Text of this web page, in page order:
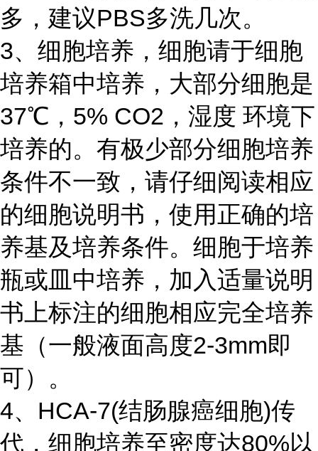
多，建议PBS多洗几次。
3、细胞培养，细胞请于细胞
培养箱中培养，大部分细胞是
37℃，5% CO2，湿度 环境下
培养的。有极少部分细胞培养
条件不一致，请仔细阅读相应
的细胞说明书，使用正确的培
养基及培养条件。细胞于培养
瓶或皿中培养，加入适量说明
书上标注的细胞相应完全培养
基（一般液面高度2-3mm即
可）。
4、HCA-7(结肠腺癌细胞)传
代，细胞培养至密度达80%以